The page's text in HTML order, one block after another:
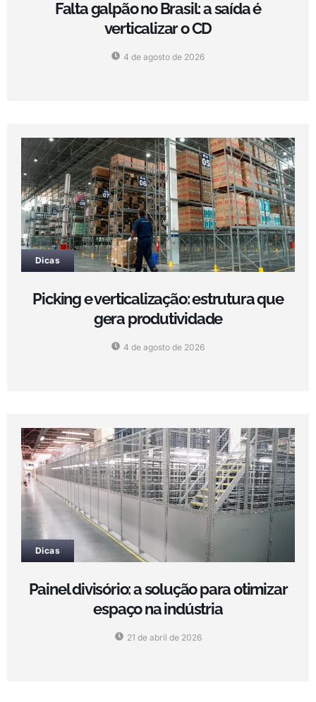
Falta galpão no Brasil: a saída é
verticalizar o CD
4 de agosto de 2026
Dicas
Picking e verticalização: estrutura que
gera produtividade
4 de agosto de 2026
Dicas
Painel divisório: a solução para otimizar
espaço na indústria
21 de abril de 2026